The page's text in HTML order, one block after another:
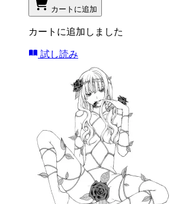
カートに追加
カートに追加しました
試し読み